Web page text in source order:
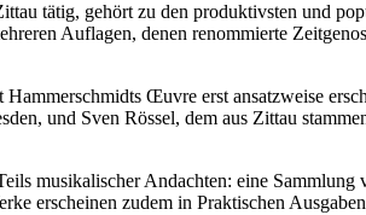
tätig, gehört zu den produktivsten und
Auflagen, denen renommierte
Œuvre erst ansatzweise
und Sven Rössel, dem aus Zittau
musikalischer Andachten: eine
erscheinen zudem in Praktischen